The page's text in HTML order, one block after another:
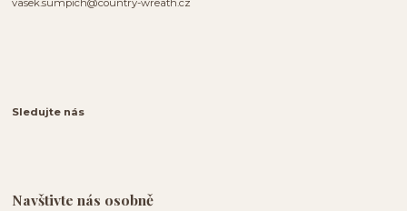
vasek.sumpich@country-wreath.cz
Sledujte nás
Navštivte nás osobně